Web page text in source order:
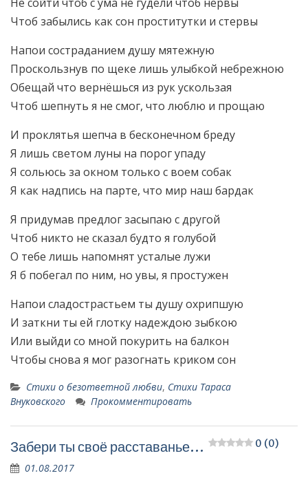
Чтоб забылись как сон проститутки и стервы
Напои состраданием душу мятежную
Проскользнув по щеке лишь улыбкой небрежною
Обещай что вернёшься из рук ускользая
Чтоб шепнуть я не смог, что люблю и прощаю
И проклятья шепча в бесконечном бреду
Я лишь светом луны на порог упаду
Я сольюсь за окном только с воем собак
Я как надпись на парте, что мир наш бардак
Я придумав предлог засыпаю с другой
Чтоб никто не сказал будто я голубой
О тебе лишь напомнят усталые лужи
Я б побегал по ним, но увы, я простужен
Напои сладострастьем ты душу охрипшую
И заткни ты ей глотку надеждою зыбкою
Или выйди со мной покурить на балкон
Чтобы снова я мог разогнать криком сон
Стихи о безответной любви, Стихи Тараса
Внуковского
Прокомментировать
Забери ты своё расставанье… 0 (0)
01.08.2017